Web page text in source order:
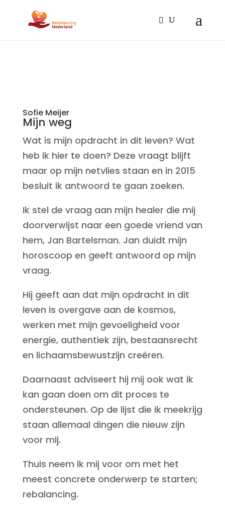
Sofie Meijer
Mijn weg
Wat is mijn opdracht in dit leven? Wat
heb ik hier te doen? Deze vraagt blijft
maar op mijn netvlies staan en in 2015
besluit ik antwoord te gaan zoeken.
Ik stel de vraag aan mijn healer die mij
doorverwijst naar een goede vriend van
hem, Jan Bartelsman. Jan duidt mijn
horoscoop en geeft antwoord op mijn
vraag.
Hij geeft aan dat mijn opdracht in dit
leven is overgave aan de kosmos,
werken met mijn gevoeligheid voor
energie, authentiek zijn, bestaansrecht
en lichaamsbewustzijn creëren.
Daarnaast adviseert hij mij ook wat ik
kan gaan doen om dit proces te
ondersteunen. Op de lijst die ik meekrijg
staan allemaal dingen die nieuw zijn
voor mij.
Thuis neem ik mij voor om met het
meest concrete onderwerp te starten;
rebalancing.